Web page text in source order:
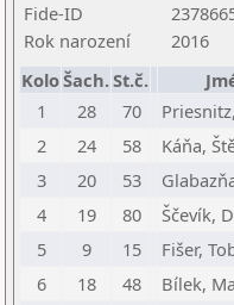
Fide-ID
Rok narození
2016
KoloŠach.St.č.
1
28 70
2
24 58 Káňa,
3
20 53
4
19 80 Ščevík,
5
9 15 Fišer,
6
18 48 Bílek,